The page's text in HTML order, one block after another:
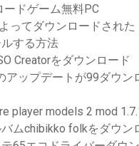
ドゲーム無料PC
ってダウンロードされ
する方法
Creatorをダウンロード
アップデートが99ダウン
player models 2 mod
ムchibikko folkをダウン